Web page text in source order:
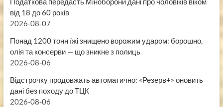
від 18 до 60 років
2026-08-07
Понад 1200 тонн їжі знищено ворожим ударом: борошно,
олія та консерви — що зникне з полиць
2026-08-06
Відстрочку продовжать автоматично: «Резерв+» оновить
дані без походу до ТЦК
2026-08-06